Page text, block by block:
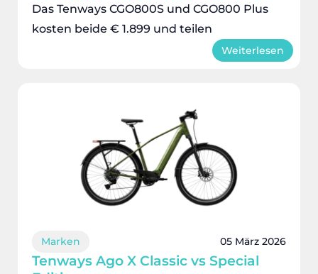
Das Tenways CGO800S und CGO800 Plus
kosten beide € 1.899 und teilen
Weiterlesen
Marken 05 März 2026
Tenways Ago X Classic vs Special